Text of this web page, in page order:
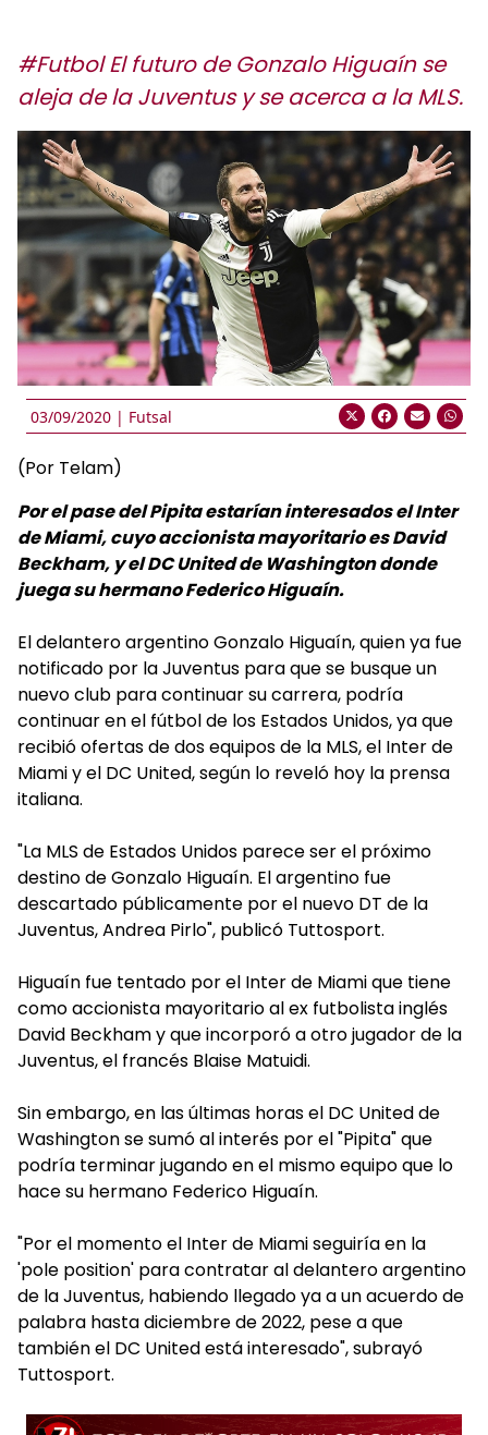
#Futbol El futuro de Gonzalo Higuaín se
aleja de la Juventus y se acerca a la MLS.
03/09/2020 | Futsal
(Por Telam)
Por el pase del Pipita estarían interesados el Inter
de Miami, cuyo accionista mayoritario es David
Beckham, y el DC United de Washington donde
juega su hermano Federico Higuaín.
El delantero argentino Gonzalo Higuaín, quien ya fue
notificado por la Juventus para que se busque un
nuevo club para continuar su carrera, podría
continuar en el fútbol de los Estados Unidos, ya que
recibió ofertas de dos equipos de la MLS, el Inter de
Miami y el DC United, según lo reveló hoy la prensa
italiana.
"La MLS de Estados Unidos parece ser el próximo
destino de Gonzalo Higuaín. El argentino fue
descartado públicamente por el nuevo DT de la
Juventus, Andrea Pirlo", publicó Tuttosport.
Higuaín fue tentado por el Inter de Miami que tiene
como accionista mayoritario al ex futbolista inglés
David Beckham y que incorporó a otro jugador de la
Juventus, el francés Blaise Matuidi.
Sin embargo, en las últimas horas el DC United de
Washington se sumó al interés por el "Pipita" que
podría terminar jugando en el mismo equipo que lo
hace su hermano Federico Higuaín.
"Por el momento el Inter de Miami seguiría en la
'pole position' para contratar al delantero argentino
de la Juventus, habiendo llegado ya a un acuerdo de
palabra hasta diciembre de 2022, pese a que
también el DC United está interesado", subrayó
Tuttosport.